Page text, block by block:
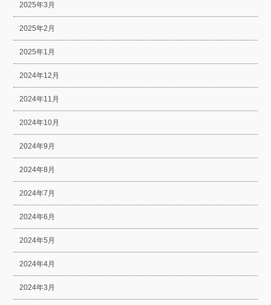
2025年3月
2025年2月
2025年1月
2024年12月
2024年11月
2024年10月
2024年9月
2024年8月
2024年7月
2024年6月
2024年5月
2024年4月
2024年3月